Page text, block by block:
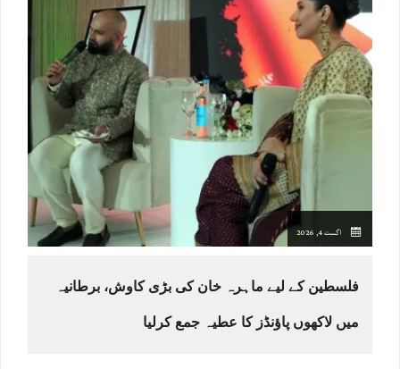
اگست 4, 2026
فلسطین کے لیے ماہرہ خان کی بڑی کاوش، برطانیہ
میں لاکھوں پاﺅنڈز کا عطیہ جمع کرلیا